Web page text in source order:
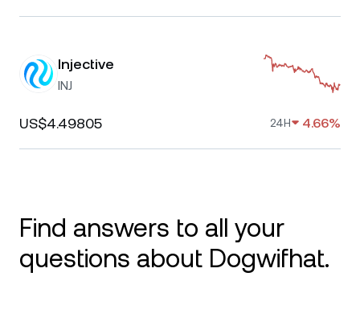
Injective
INJ
US$4.49805 24H 4.66%
Find answers to all your
questions about Dogwifhat.